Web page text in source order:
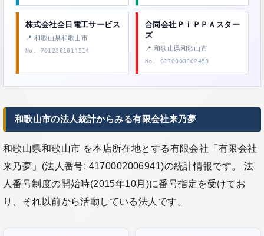
株式会社全日電工サービス
📍 和歌山県和歌山市
No. 7012301014514
合同会社ＰｉＰＰＡスター
ズ
📍 和歌山県和歌山市
No. 6170003002450
和歌山市の法人統計からみる有限会社来乃夢
和歌山県和歌山市 を本店所在地とする有限会社「有限会社
来乃夢」(法人番号: 4170002006941)の統計情報です。 法
人番号制度の開始時(2015年10月)に番号指定を受けてお
り、それ以前から活動している法人です。